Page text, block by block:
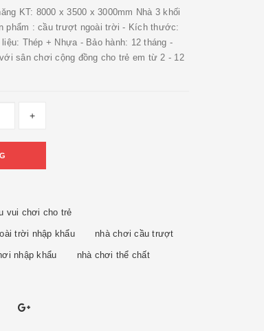
KT: 8000 x 3500 x 3000mm Nhà 3 khối
phẩm : cầu trượt ngoài trời - Kích thước:
Thép + Nhựa - Bảo hành: 12 tháng -
sân chơi cộng đồng cho trẻ em từ 2 - 12
+
vui chơi cho trẻ
trời nhập khẩu nhà chơi cầu trượt
nhập khẩu nhà chơi thể chất